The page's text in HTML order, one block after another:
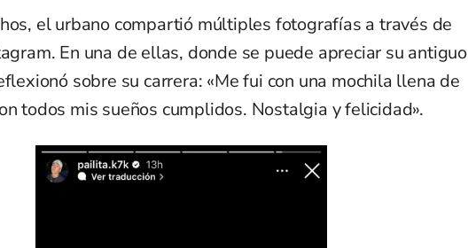
el urbano compartió múltiples fotografías a través de
En una de ellas, donde se puede apreciar su antiguo
sobre su carrera: «Me fui con una mochila llena de
todos mis sueños cumplidos. Nostalgia y felicidad».